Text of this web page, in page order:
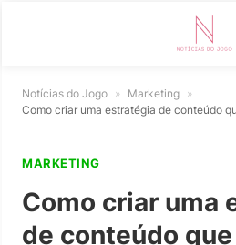
Notícias do Jogo » Marketing »
Como criar uma estratégia de conteúdo
MARKETING
Como criar uma
de conteúdo